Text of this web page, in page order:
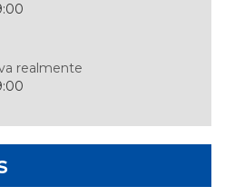
realmente